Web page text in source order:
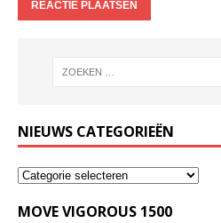
NIEUWS CATEGORIEËN
MOVE VIGOROUS 1500